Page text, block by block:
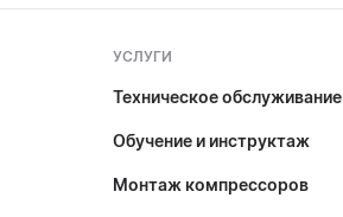
УСЛУГИ
Техническое обслуживание
Обучение и инструктаж
Монтаж компрессоров